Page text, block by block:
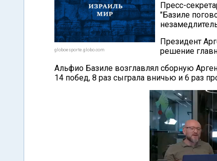
globoesporte.globo.com
Пресс-
"Базиле
Президент
решение
Альфио Базиле возглавлял сборную
14 побед, 8 раз сыграла вничью и 6 раз